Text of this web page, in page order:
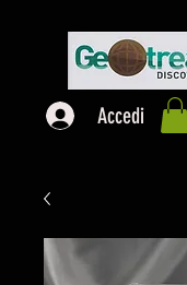
Accedi